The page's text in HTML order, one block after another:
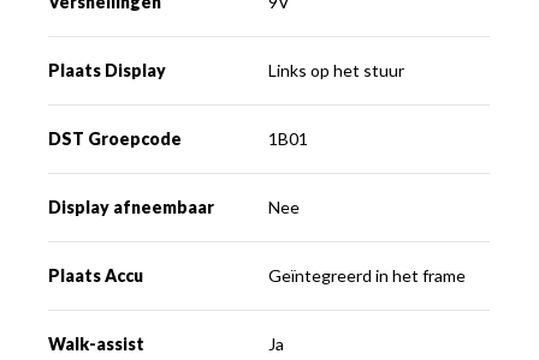
Plaats Display Links op het stuur
DST Groepcode 1B01
Display afneembaar Nee
Plaats Accu Geïntegreerd in het frame
Walk-assist Ja